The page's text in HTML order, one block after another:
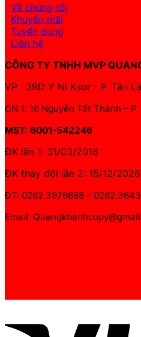
Về chúng tôi
Khuyến mãi
Tuyển dụng
Liên hệ
CÔNG TY TNHH MVP
VP : 39D Y Ni Ksơr - P. Tân
CN 1: 16 Nguyễn Tất Thành –
MST: 6001-542246
ĐK lần 1: 31/03/2016
ĐK thay đổi lần 2: 15/12/2026
ĐT: 0262.3976688 –
Email: